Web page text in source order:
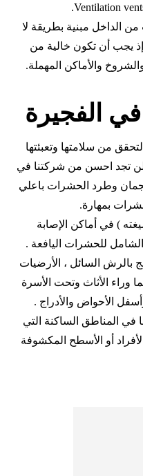
الداخل مبنية بطريقة لا
إذ يجب أن تكون خالية من
والأماكن المهملة.
الفجيرة
من سلامتها وتعبئتها
.لن تجد احسن من شركتنا في
وطرد الحشرات باعلي
بمهارة.
) في أماكن الإصابة
للحشرات اليافعة .
بالرش السائل ، الأرضيات
وراء الأثاث وتحت الأسرة
الأحواض والأدراج .
في المناطق الساكنة التي
أو الأسطح المكشوفة